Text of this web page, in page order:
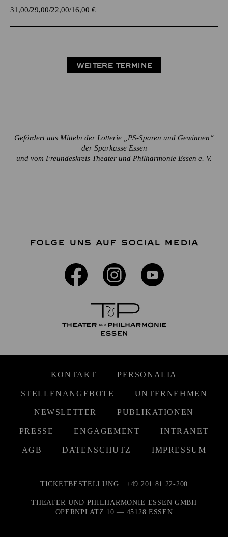
31,00 29,00 22,00 16,00 €
WEITERE TERMINE
Gefördert aus Mitteln der Lotterie „PS-Sparen und Gewinnen“
der Sparkasse Essen
und vom Freundeskreis Theater und Philharmonie Essen e. V.
FOLGE UNS AUF SOCIAL MEDIA
KONTAKT PERSONALIA
STELLENANGEBOTE UNTERNEHMEN
NEWSLETTER PUBLIKATIONEN
PRESSE ENGAGEMENT INTRANET
AGB DATENSCHUTZ IMPRESSUM
TICKETBESTELLUNG +49 201 81 22-200
THEATER UND PHILHARMONIE ESSEN GMBH
OPERNPLATZ 10 — 45128 ESSEN